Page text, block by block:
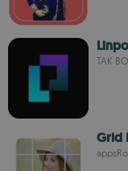
TAK
Grid